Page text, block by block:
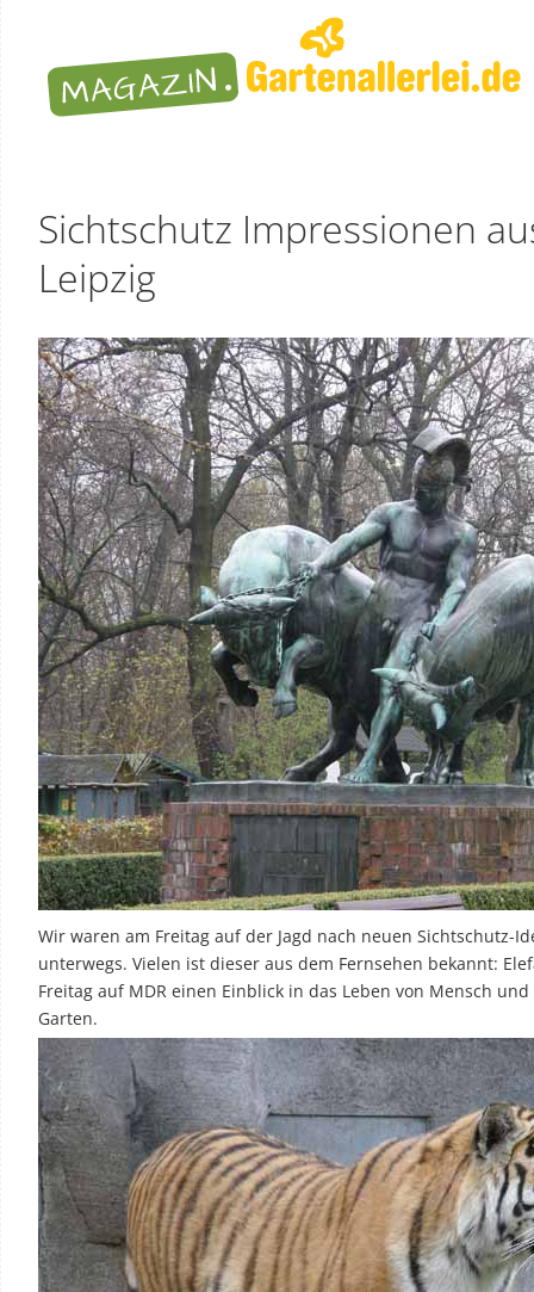
Sichtschutz Impressionen
Leipzig
Wir waren am Freitag auf der Jagd nach neuen Sichtschutz-
unterwegs. Vielen ist dieser aus dem Fernsehen bekannt:
Freitag auf MDR einen Einblick in das Leben von Mensch
Garten.